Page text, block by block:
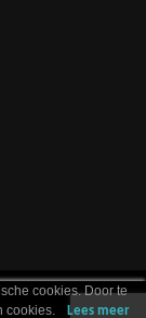
cookies. Door te
cookies.
Lees meer